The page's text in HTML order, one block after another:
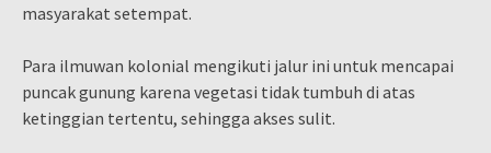
masyarakat setempat.
Para ilmuwan kolonial mengikuti jalur ini untuk mencapai
puncak gunung karena vegetasi tidak tumbuh di atas
ketinggian tertentu, sehingga akses sulit.